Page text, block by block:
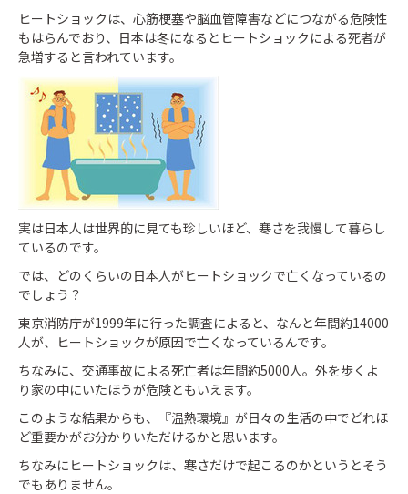
ヒートショックは、心筋梗塞や脳血管障害などにつながる危険性
もはらんでおり、日本は冬になるとヒートショックによる死者が
急増すると言われています。
実は日本人は世界的に見ても珍しいほど、寒さを我慢して暮らし
ているのです。
では、どのくらいの日本人がヒートショックで亡くなっているの
でしょう？
東京消防庁が1999年に行った調査によると、なんと年間約14000
人が、ヒートショックが原因で亡くなっているんです。
ちなみに、交通事故による死亡者は年間約5000人。外を歩くよ
り家の中にいたほうが危険ともいえます。
このような結果からも、『温熱環境』が日々の生活の中でどれほ
ど重要かがお分かりいただけるかと思います。
ちなみにヒートショックは、寒さだけで起こるのかというとそう
でもありません。